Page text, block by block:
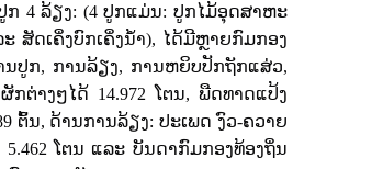
ກ 4ລ້ຽງ: (4ປູກແມ່ນ: ປູກໄມ້ອຸດສາຫະ
ສັດເຄິ່ງບົກເຄິ່ງນ້ຳ), ໄດ້ມີຫຼາຍກົມກອງ
ນປູກ, ການລ້ຽງ, ການຫຍິບປັກຖັກແສ່ວ,
ກຕ່າງໆໄດ້ 14.972 ໂຕນ, ພືດທາດແປ້ງ
ຕົ້ນ, ດ້ານການລ້ຽງ: ປະເພດ ງົວ-ຄວາຍ
5.462 ໂຕນ ແລະ ບັນດາກົມກອງທ້ອງຖິ່ນ